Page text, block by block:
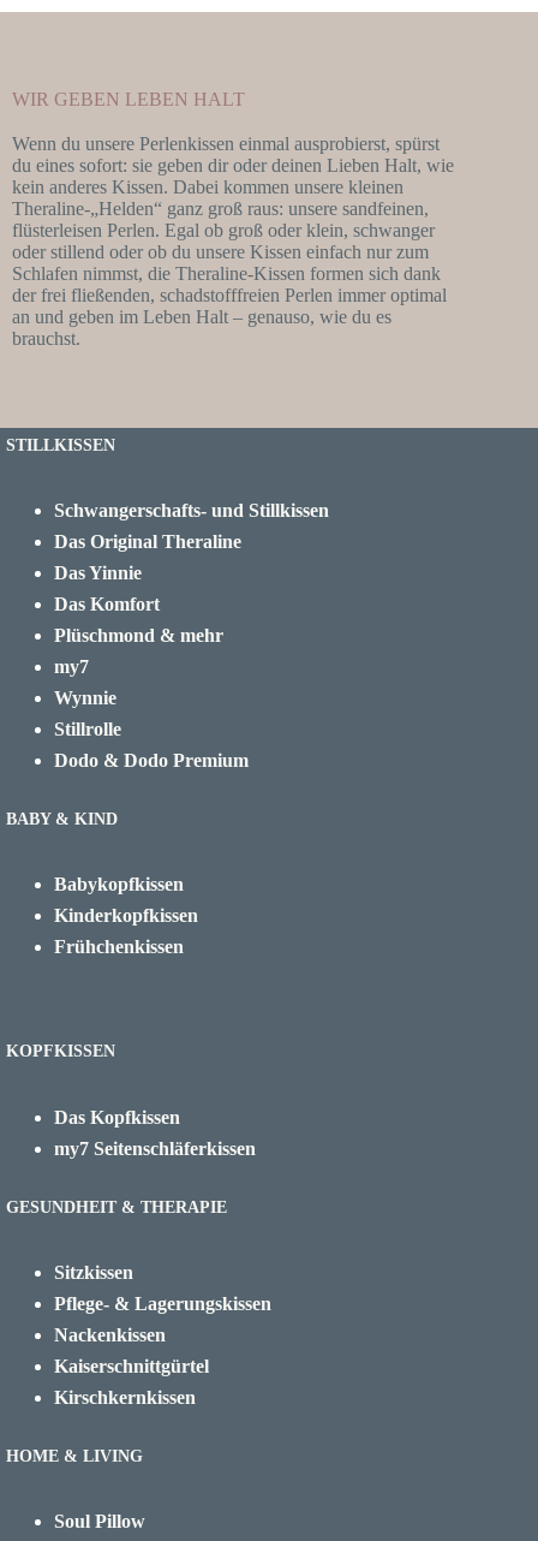
WIR GEBEN LEBEN HALT
Wenn du unsere Perlenkissen einmal ausprobierst, spürst
du eines sofort: sie geben dir oder deinen Lieben Halt, wie
kein anderes Kissen. Dabei kommen unsere kleinen
Theraline-„Helden“ ganz groß raus: unsere sandfeinen,
flüsterleisen Perlen. Egal ob groß oder klein, schwanger
oder stillend oder ob du unsere Kissen einfach nur zum
Schlafen nimmst, die Theraline-Kissen formen sich dank
der frei fließenden, schadstofffreien Perlen immer optimal
an und geben im Leben Halt – genauso, wie du es
brauchst.
STILLKISSEN
Schwangerschafts- und Stillkissen
Das Original Theraline
Das Yinnie
Das Komfort
Plüschmond & mehr
my7
Wynnie
Stillrolle
Dodo & Dodo Premium
BABY & KIND
Babykopfkissen
Kinderkopfkissen
Frühchenkissen
KOPFKISSEN
Das Kopfkissen
my7 Seitenschläferkissen
GESUNDHEIT & THERAPIE
Sitzkissen
Pflege- & Lagerungskissen
Nackenkissen
Kaiserschnittgürtel
Kirschkernkissen
HOME & LIVING
Soul Pillow